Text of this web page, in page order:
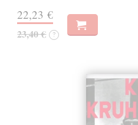
22,23 €
23,40 € ?